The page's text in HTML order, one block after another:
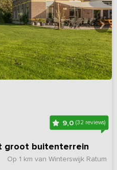
9,0 (32 reviews)
groot buitenterrein
Op 1 km van Winterswijk Ratum